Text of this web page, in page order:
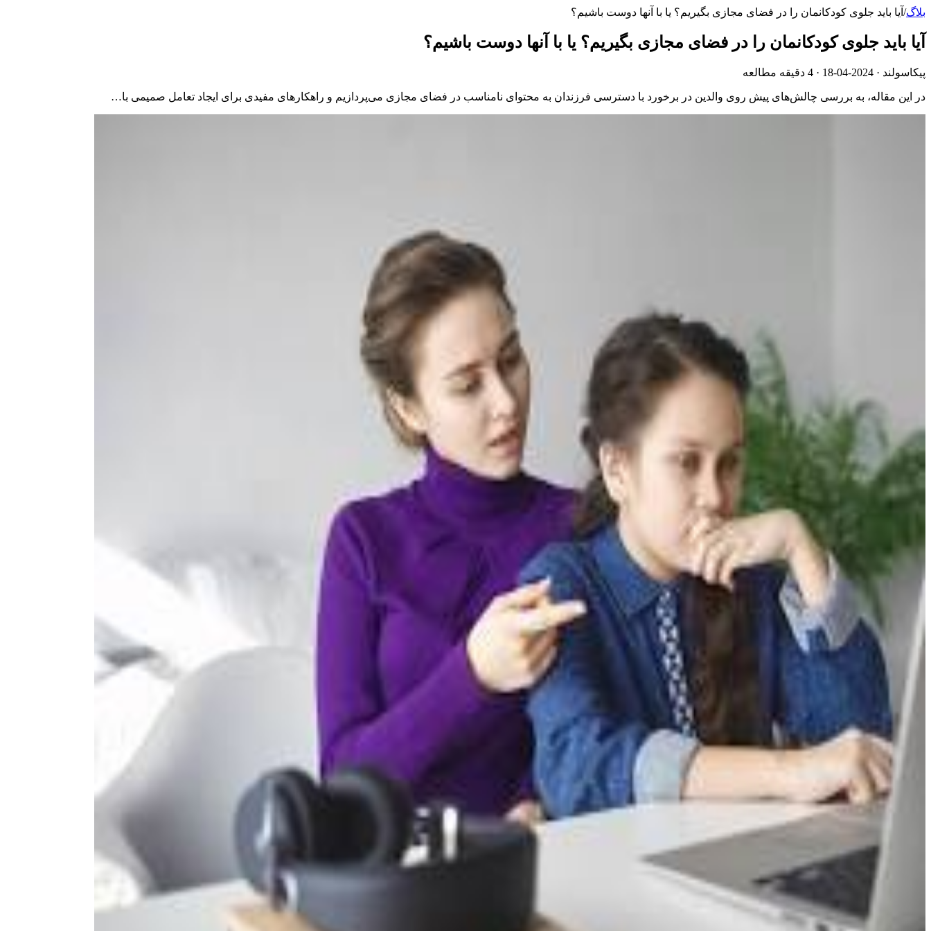
بلاگ/ آیا باید جلوی کودکانمان را در فضای مجازی بگیریم؟ یا با آنها دوست باشیم؟
آیا باید جلوی کودکانمان را در فضای مجازی بگیریم؟ یا با آنها دوست باشیم؟
پیکاسولند · 2024-04-18 · 4 دقیقه مطالعه
در این مقاله، به بررسی چالش‌های پیش روی والدین در برخورد با دسترسی فرزندان به محتوای نامناسب در فضای مجازی می‌پردازیم و راهکارهای مفیدی برای ایجاد تعامل صمیمی با…